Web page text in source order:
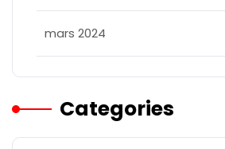
mars 2024
Categories